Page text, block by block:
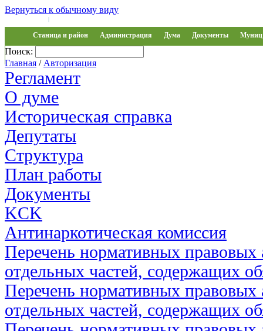
Вернуться к обычному виду
|
Станица и район Администрация Дума Документы Муниц
Обращения
Поиск:
Главная / Авторизация
Регламент
О думе
Историческая справка
Депутаты
Структура
План работы
Документы
KCK
Антинаркотическая комиссия
Перечень нормативных правовых
отдельных частей, содержащих
Перечень нормативных правовых
отдельных частей, содержащих